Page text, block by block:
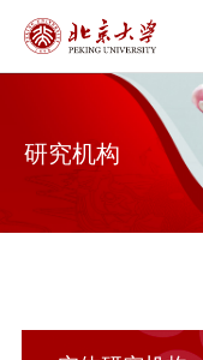
研究机构